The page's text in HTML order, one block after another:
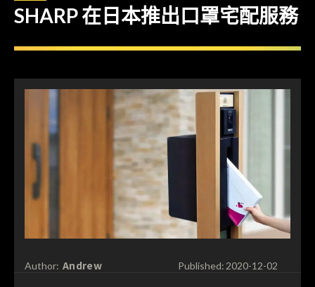
SHARP 在日本推出口罩宅配服務
Author: Andrew Published: 2020-12-02